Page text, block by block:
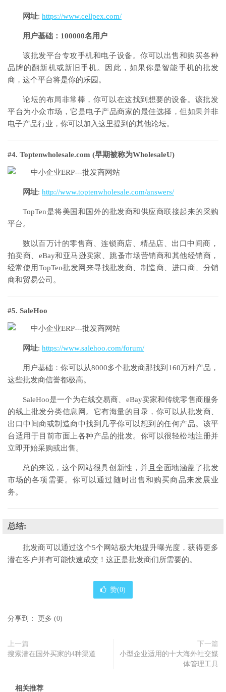
网址: https://www.cellpex.com/
用户基础：100000名用户
该批发平台专攻手机和电子设备。你可以出售和购买各种
品牌的翻新机或新旧手机。因此，如果你是智能手机的批发
商，这个平台将是你的乐园。
论坛的布局非常棒，你可以在这找到想要的设备。该批发
平台为小众市场，它是电子产品商家的最佳选择，但如果并非
电子产品行业，你可以加入这里提到的其他论坛。
#4. Toptenwholesale.com (早期被称为WholesaleU)
网址: http://www.toptenwholesale.com/answers/
TopTen是将美国和国外的批发商和供应商联接起来的采购
平台。
数以百万计的零售商、连锁商店、精品店、出口中间商，
拍卖商、eBay和亚马逊卖家、跳蚤市场营销商和其他经销商，
经常使用TopTen批发网来寻找批发商、制造商、进口商、分销
商和贸易公司。
#5. SaleHoo
网址: https://www.salehoo.com/forum/
用户基础：你可以从8000多个批发商那找到160万种产品，
这些批发商信誉都极高。
SaleHoo是一个为在线交易商、eBay卖家和传统零售商服务
的线上批发分类信息网。它有海量的目录，你可以从批发商、
出口中间商或制造商中找到几乎你可以想到的任何产品。该平
台适用于目前市面上各种产品的批发。你可以很轻松地注册并
立即开始采购或出售。
总的来说，这个网站很具创新性，并且全面地涵盖了批发
市场的各项需要。你可以通过随时出售和购买商品来发展业
务。
总结:
批发商可以通过这个5个网站极大地提升曝光度，获得更多
潜在客户并有可能快速成交！这正是批发商们所需要的。
赞(0)
分享到： 更多 (0)
上一篇
搜索潜在国外买家的4种渠道
下一篇
小型企业适用的十大海外社交媒
体管理工具
相关推荐